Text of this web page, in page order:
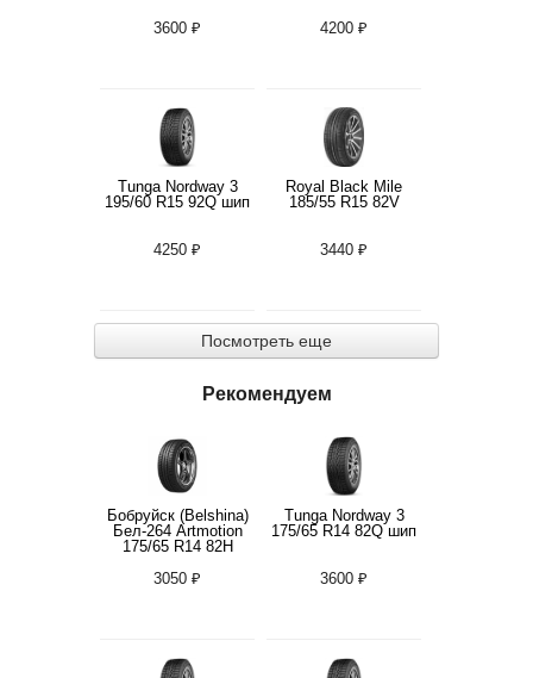
3600 ₽ 4200 ₽
Tunga Nordway 3
195/60 R15 92Q шип
4250 ₽
Royal Black Mile
185/55 R15 82V
3440 ₽
Посмотреть еще
Рекомендуем
Бобруйск (Belshina)
Бел-264 Artmotion
175/65 R14 82H
3050 ₽
Tunga Nordway 3
175/65 R14 82Q шип
3600 ₽